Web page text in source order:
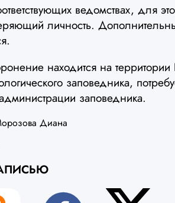
ведомствах, для
личность.
находится на территории
заповедника,
заповедника.
Диана